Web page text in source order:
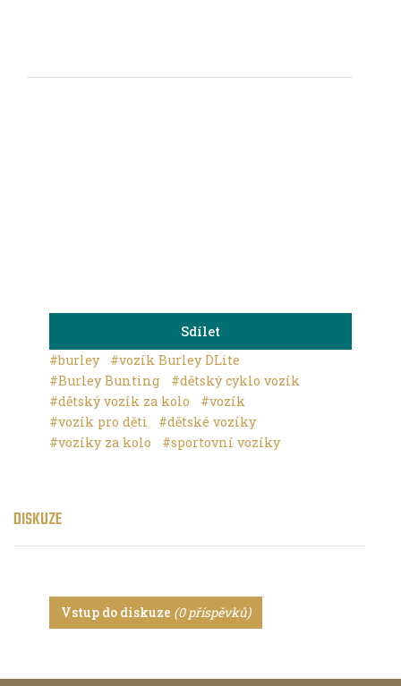
Sdílet
#burley
#vozík Burley DLite
#Burley Bunting
#dětský cyklo vozík
#dětský vozík za kolo
#vozík
#vozík pro děti
#dětské vozíky
#vozíky za kolo
#sportovní vozíky
DISKUZE
Vstup do diskuze (0 příspěvků)